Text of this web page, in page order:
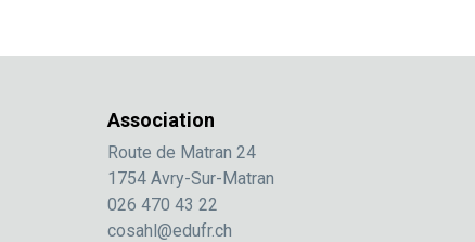
Association
Route de Matran 24
1754 Avry-Sur-Matran
026 470 43 22
cosahl@edufr.ch